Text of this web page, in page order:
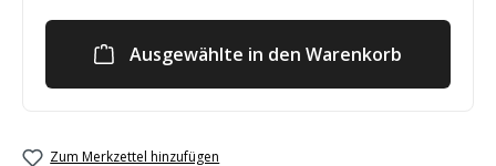
Ausgewählte in den Warenkorb
Zum Merkzettel hinzufügen